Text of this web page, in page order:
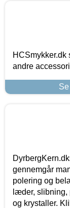
andre
gennemgår
polering og
læder,
og krystaller.